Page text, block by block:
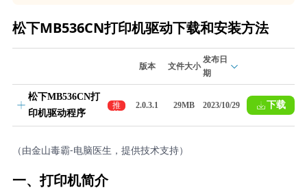
松下MB536CN打印机驱动下载和安装方法
版本 文件大小
发布日
期
松下MB536CN打
印机驱动程序
推
荐
2.0.3.1 29MB 2023/10/29 下载
（由金山毒霸-电脑医生，提供技术支持）
一、打印机简介